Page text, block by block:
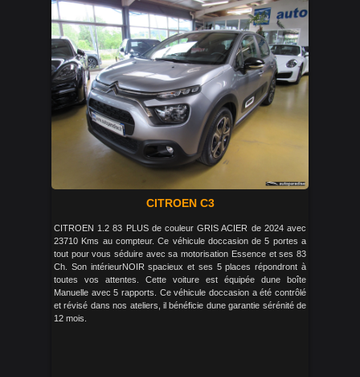
CITROEN C3
CITROEN 1.2 83 PLUS de couleur GRIS ACIER de 2024 avec
23710 Kms au compteur. Ce véhicule doccasion de 5 portes a
tout pour vous séduire avec sa motorisation Essence et ses 83
Ch. Son intérieurNOIR spacieux et ses 5 places répondront à
toutes vos attentes. Cette voiture est équipée dune boîte
Manuelle avec 5 rapports. Ce véhicule doccasion a été contrôlé
et révisé dans nos ateliers, il bénéficie dune garantie sérénité de
12 mois.